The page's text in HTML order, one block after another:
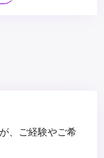
への深い理解を持
、ご経験やご希